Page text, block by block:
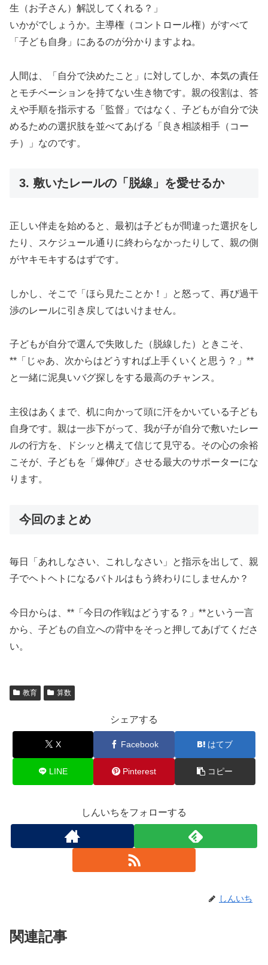
生（お子さん）解説してくれる？」
いかがでしょうか。主導権（コントロール権）がすべて
「子ども自身」にあるのが分かりますよね。
人間は、「自分で決めたこと」に対してしか、本気の責任
とモチベーションを持てない生き物です。親の役割は、答
えや手順を指示する「監督」ではなく、子どもが自分で決
めるための選択肢を並べてあげる「良き相談相手（コー
チ）」なのです。
3. 敷いたレールの「脱線」を愛せるか
正しい伴走を始めると、最初は子どもが間違った選択をし
たり、スケジュール通りに終わらなかったりして、親の側
がヤキモキするはずです。
しかし、そこで「ほら見たことか！」と怒って、再び過干
渉のレールに引き戻してはいけません。
子どもが自分で選んで失敗した（脱線した）ときこそ、
**「じゃあ、次からはどうすれば上手くいくと思う？」**
と一緒に泥臭いバグ探しをする最高のチャンス。
主役はあくまで、机に向かって頭に汗をかいている子ども
自身です。親は一歩下がって、我が子が自分で敷いたレー
ルの行方を、ドシッと構えて信じて見守る。その心の余裕
こそが、子どもを「爆伸び」させる最大のサポーターにな
ります。
今回のまとめ
毎日「あれしなさい、これしなさい」と指示を出して、親
子でヘトヘトになるバトルはもう終わりにしませんか？
今日からは、**「今日の作戦はどうする？」**という一言
から、子どもの自立への背中をそっと押してあげてくださ
い。
教育 算数
シェアする
X Facebook はてブ
LINE Pinterest コピー
しんいちをフォローする
しんいち
関連記事